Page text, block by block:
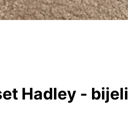
Hadley - bijeli